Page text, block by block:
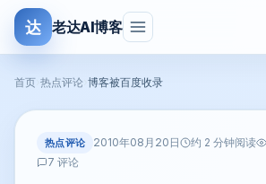
达 老达AI博客
首页 热点评论 博客被百度收录
热点评论 2010年08月20日 约 2 分钟阅读
7 评论